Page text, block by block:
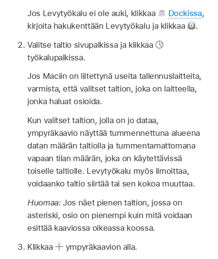
Jos Levytyökalu ei ole auki, klikkaa
Dockissa,
kirjoita hakukenttään Levytyökalu ja klikkaa
.
Valitse taltio sivupalkissa ja klikkaa
työkalupalkissa.
Jos Maciin on liitettynä useita tallennuslaitteita,
varmista, että valitset taltion, joka on laitteella,
jonka haluat osioida.
Kun valitset taltion, jolla on jo dataa,
ympyräkaavio näyttää tummennettuna alueena
datan määrän taltiolla ja tummentamattomana
vapaan tilan määrän, joka on käytettävissä
toiselle taltiolle. Levytyökalu myös ilmoittaa,
voidaanko taltio siirtää tai sen kokoa muuttaa.
Huomaa:Jos näet pienen taltion, jossa on
asteriski, osio on pienempi kuin mitä voidaan
esittää kaaviossa oikeassa koossa.
Klikkaa
ympyräkaavion alla.